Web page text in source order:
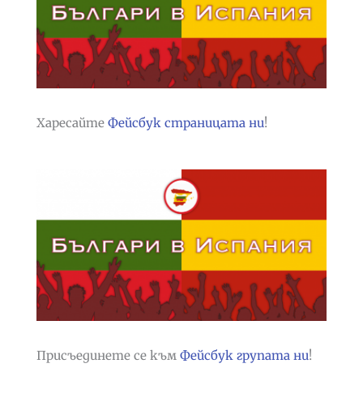
Харесайте Фейсбук страницата ни!
Присъединете се към Фейсбук групата ни!